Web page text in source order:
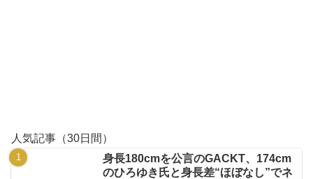
人気記事（30日間）
身長180cmを公言のGACKT、174cm
のひろゆき氏と身長差“ほぼなし”でネ